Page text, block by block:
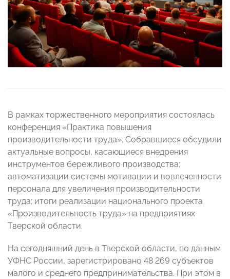
В рамках торжественного мероприятия состоялась
конференция «Практика повышения
производительности труда». Собравшиеся обсудили
актуальные вопросы, касающиеся внедрения
инструментов бережливого производства;
автоматизации системы мотивации и вовлеченности
персонала для увеличения производительности
труда; итоги реализации национального проекта
«Производительность труда» на предприятиях
Тверской области.
На сегодняшний день в Тверской области, по данным
УФНС России, зарегистрировано 48 269 субъектов
малого и среднего предпринимательства. При этом в